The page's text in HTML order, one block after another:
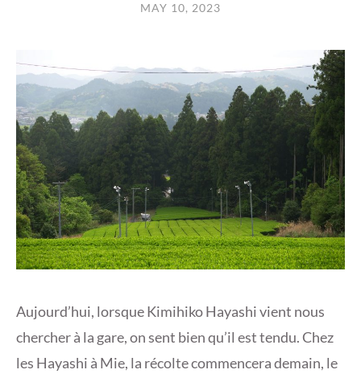
MAY 10, 2023
Aujourd’hui, lorsque Kimihiko Hayashi vient nous
chercher à la gare, on sent bien qu’il est tendu. Chez
les Hayashi à Mie, la récolte commencera demain, le